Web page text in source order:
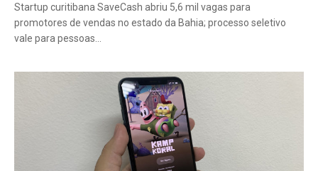
Startup curitibana SaveCash abriu 5,6 mil vagas para
promotores de vendas no estado da Bahia; processo seletivo
vale para pessoas…